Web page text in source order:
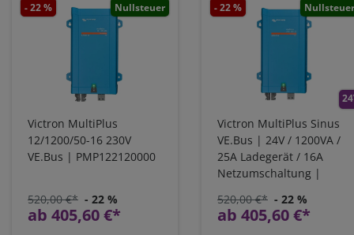
- 22 % Nullsteuer
Victron MultiPlus
12/1200/50-16 230V
VE.Bus | PMP122120000
520,00 €* - 22 %
ab 405,60 €*
- 22 %
Victron MultiPlus Sinus
VE.Bus | 24V / 1200VA /
25A Ladegerät / 16A
Netzumschaltung |
520,00 €* - 22 %
ab 405,60 €*